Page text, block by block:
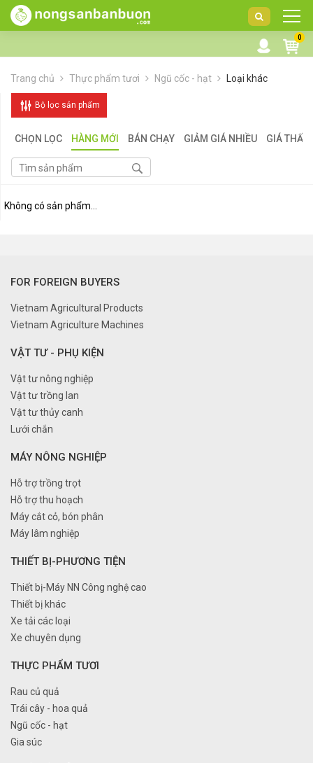
0
DANH
MỤC
Trang chủ Thực phẩm tươi Ngũ cốc - hạt Loại khác
Bộ lọc sản phẩm
CHỌN LỌC HÀNG MỚI BÁN CHẠY GIẢM GIÁ NHIỀU GIÁ THẤP
Không có sản phẩm...
FOR FOREIGN BUYERS
Vietnam Agricultural Products
Vietnam Agriculture Machines
VẬT TƯ - PHỤ KIỆN
Vật tư nông nghiệp
Vật tư trồng lan
Vật tư thủy canh
Lưới chắn
MÁY NÔNG NGHIỆP
Hỗ trợ trồng trọt
Hỗ trợ thu hoạch
Máy cắt cỏ, bón phân
Máy lâm nghiệp
THIẾT BỊ-PHƯƠNG TIỆN
Thiết bị-Máy NN Công nghệ cao
Thiết bị khác
Xe tải các loại
Xe chuyên dụng
THỰC PHẨM TƯƠI
Rau củ quả
Trái cây - hoa quả
Ngũ cốc - hạt
Gia súc